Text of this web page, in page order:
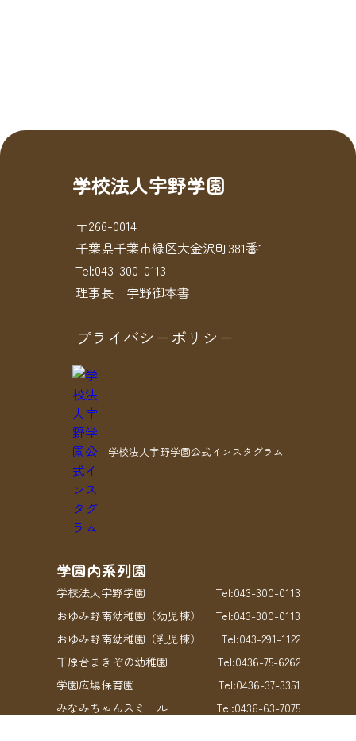
学校法人宇野学園
〒266-0014
千葉県千葉市緑区大金沢町381番1
Tel:043-300-0113
理事長 宇野御本書
プライバシーポリシー
学校法人宇野学園公式インスタグラム
学園内系列園
学校法人宇野学園
Tel:043-300-0113
おゆみ野南幼稚園（幼児棟）
Tel:043-300-0113
おゆみ野南幼稚園（乳児棟）
Tel:043-291-1122
千原台まきぞの幼稚園
Tel:0436-75-6262
学園広場保育園
Tel:0436-37-3351
みなみちゃんスミール
Tel:0436-63-7075